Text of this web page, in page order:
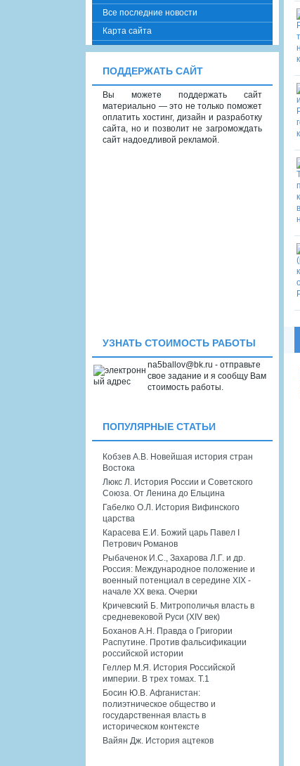
Все последние новости
Карта сайта
ПОДДЕРЖАТЬ САЙТ
Вы можете поддержать сайт
материально — это не только поможет
оплатить хостинг, дизайн и разработку
сайта, но и позволит не загромождать
сайт надоедливой рекламой.
УЗНАТЬ СТОИМОСТЬ РАБОТЫ
na5ballov@bk.ru - отправьте
свое задание и я сообщу Вам
стоимость работы.
ПОПУЛЯРНЫЕ СТАТЬИ
Кобзев А.В. Новейшая история стран
Востока
Люкс Л. История России и Советского
Союза. От Ленина до Ельцина
Габелко О.Л. История Вифинского
царства
Карасева Е.И. Божий царь Павел I
Петрович Романов
Рыбаченок И.С., Захарова Л.Г. и др.
Россия: Международное положение и
военный потенциал в середине XIX -
начале XX века. Очерки
Кричевский Б. Митрополичья власть в
средневековой Руси (XIV век)
Боханов А.Н. Правда о Григории
Распутине. Против фальсификации
российской истории
Геллер М.Я. История Российской
империи. В трех томах. Т.1
Босин Ю.В. Афганистан:
полиэтническое общество и
государственная власть в
историческом контексте
Вайян Дж. История ацтеков